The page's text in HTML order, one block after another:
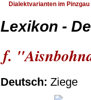
Dialektvarianten im Pinzgau
Lexikon -
f.
Deutsch: Ziege